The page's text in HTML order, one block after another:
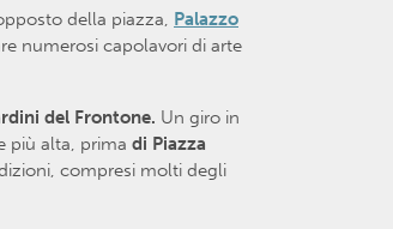
della piazza, Palazzo
numerosi capolavori di arte
del Frontone. Un giro in
più alta, prima di Piazza
compresi molti degli